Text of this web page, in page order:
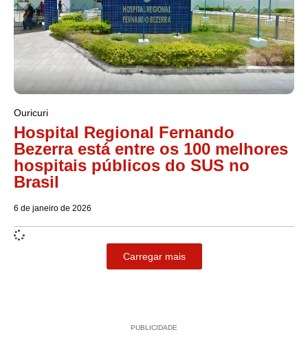
Ouricuri
Hospital Regional Fernando
Bezerra está entre os 100 melhores
hospitais públicos do SUS no
Brasil
6 de janeiro de 2026
Carregar mais
PUBLICIDADE